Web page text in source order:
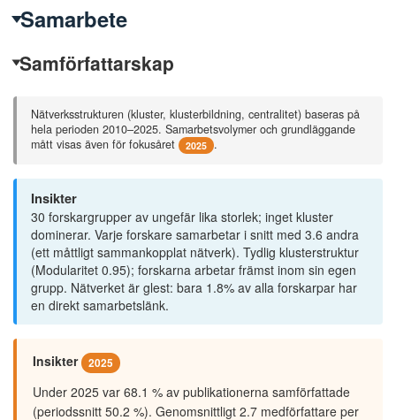
156
Politica - Tidsskrift for politisk videnskab
Samarbete
Samförfattarskap
Nätverksstrukturen (kluster, klusterbildning, centralitet) baseras på
hela perioden 2010–2025. Samarbetsvolymer och grundläggande
mått visas även för fokusåret
2025 .
Insikter
30 forskargrupper av ungefär lika storlek; inget kluster
dominerar. Varje forskare samarbetar i snitt med 3.6 andra
(ett måttligt sammankopplat nätverk). Tydlig klusterstruktur
(Modularitet 0.95); forskarna arbetar främst inom sin egen
grupp. Nätverket är glest: bara 1.8% av alla forskarpar har
en direkt samarbetslänk.
Insikter 2025
Under 2025 var 68.1 % av publikationerna samförfattade
(periodssnitt 50.2 %). Genomsnittligt 2.7 medförfattare per